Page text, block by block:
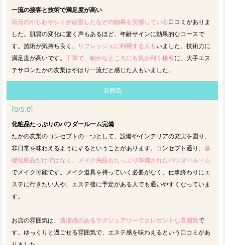
一流の接客と技術で満足度が高い
目元の小じわやシミが改善したなどの効果を実感している口コミがありま
した。肌質の変化に驚く声もあるほど、年齢サインに効果的なコースで
す。施術が気持ち良く、
リフレッシュに利用する人も いました。技術力に
満足度が高いです。 丁寧で、細かなところにも気が利く接客に、大手エス
テサロンたかの友梨はやはり一流だと感じた人もいました。
雰囲気
[0/5.0]
化粧品たっぷりのパウダールーム完備
たかの友梨のコンセプトの一つとして、設備やインテリアの充実を図り、
非日常を味わえるようにするということがあります。コンセプト通り、 基
礎化粧品だけではなく、メイク用品もたっぷり準備されたパウダールーム
でメイク可能です。メイク道具を持っていく必要がなく、仕事終わりにエ
ステに行きたい人や、エステ後に予定がある人でも通いやすくなっていま
す。
お店の雰囲気は、 清潔感のあるラグジュアリーでエレガントな雰囲気で
す。ゆっくりと過ごせる雰囲気で、エステ感を味わえるという口コミがあ